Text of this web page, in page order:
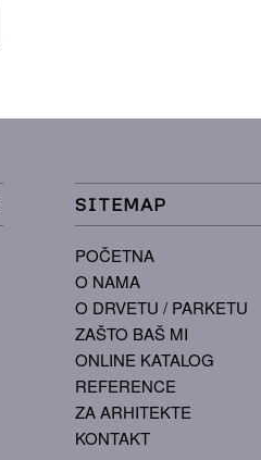
SITEMAP
POČETNA
O NAMA
O DRVETU / PARKETU
ZAŠTO BAŠ MI
ONLINE KATALOG
REFERENCE
ZA ARHITEKTE
KONTAKT